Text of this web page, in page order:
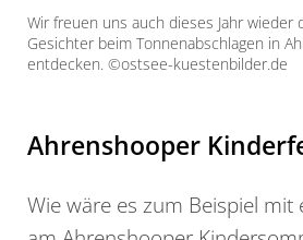
Wir freuen uns auch dieses Jahr wieder
Gesichter beim Tonnenabschlagen in
entdecken. ©ostsee-kuestenbilder.de
Ahrenshooper
Wie wäre es zum Beispiel mit